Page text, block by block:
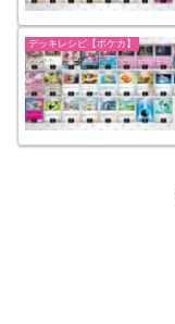
デッキレシピ【ポケカ】